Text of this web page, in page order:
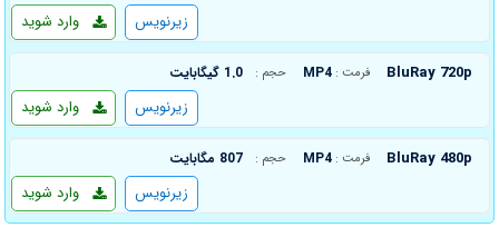
وارد شوید زیرنویس
BluRay 720p فرمت : MP4 حجم : 1.0 گیگابایت
وارد شوید زیرنویس
BluRay 480p فرمت : MP4 حجم : 807 مگابایت
وارد شوید زیرنویس